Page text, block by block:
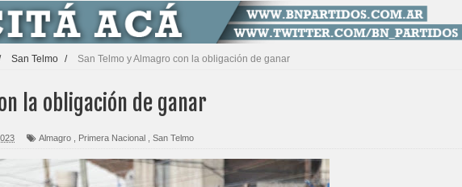
San Telmo / San Telmo y Almagro con la obligación de ganar
la obligación de ganar
Almagro Primera Nacional San Telmo